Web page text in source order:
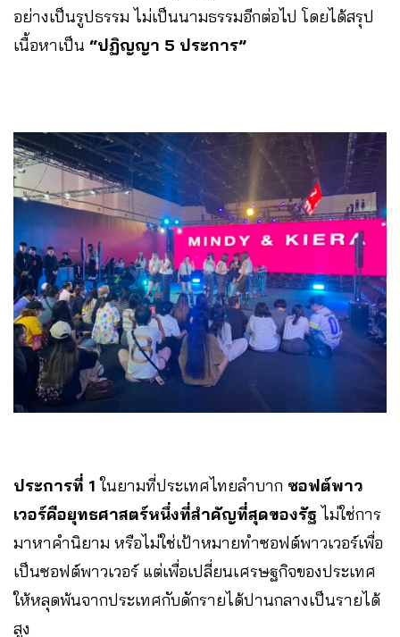
อย่างเป็นรูปธรรม ไม่เป็นนามธรรมอีกต่อไป โดยได้สรุป
เนื้อหาเป็น “ปฏิญญา 5 ประการ”
ประการที่ 1 ในยามที่ประเทศไทยลำบาก ซอฟต์พาว
เวอร์คือยุทธศาสตร์หนึ่งที่สำคัญที่สุดของรัฐ ไม่ใช่การ
มาหาคำนิยาม หรือไม่ใช่เป้าหมายทำซอฟต์พาวเวอร์เพื่อ
เป็นซอฟต์พาวเวอร์ แต่เพื่อเปลี่ยนเศรษฐกิจของประเทศ
ให้หลุดพ้นจากประเทศกับดักรายได้ปานกลางเป็นรายได้
สูง